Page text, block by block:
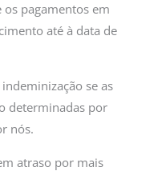
pagamentos em
até à data de
se as
determinadas por
nós.
atraso por mais